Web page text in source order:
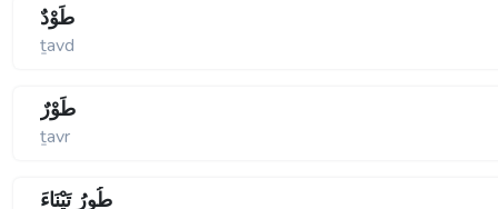
طَوْدٌ
ṯavd
طَوْرٌ
ṯavr
طُورُ تَيْنَاءَ